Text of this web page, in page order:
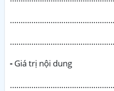
- Giá trị nội dung